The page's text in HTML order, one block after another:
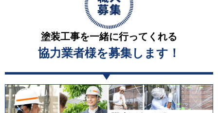
塗装工事を一緒に行ってくれる
協力業者様を募集します！